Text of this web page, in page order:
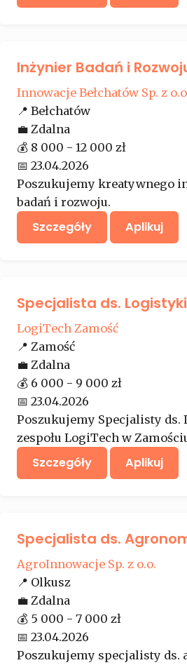
Inżynier Badań i
Innowacje Bełchatów Sp. z
📍 Bełchatów
💼 Zdalna
💰 8 000 - 12 000 zł
📅 23.04.2026
Poszukujemy kreatywnego
badań i rozwoju.
Szczegóły Aplikuj
Specjalista ds. Logistyki
LogiTech Zamość
📍 Zamość
💼 Zdalna
💰 6 000 - 9 000 zł
📅 23.04.2026
Poszukujemy Specjalisty ds.
zespołu LogiTech w
Szczegóły Aplikuj
Specjalista ds.
AgroInnowacje Sp. z o.o.
📍 Olkusz
💼 Zdalna
💰 5 000 - 7 000 zł
📅 23.04.2026
Poszukujemy specjalisty ds.